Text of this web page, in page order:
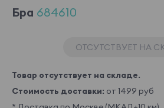
Бра 684610
ОТСУТСТВУЕТ НА
Товар отсутствует на складе.
Стоимость доставки: от 1499 руб